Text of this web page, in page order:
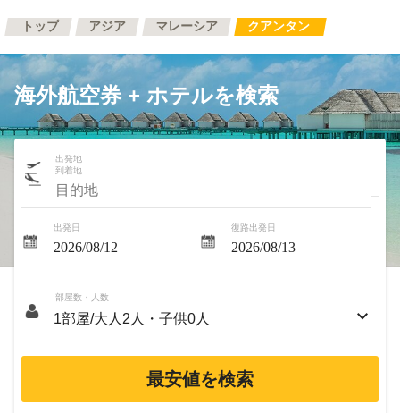
トップ アジア マレーシア クアンタン
海外航空券 + ホテルを検索
出発地
到着地
出発日 復路出発日
部屋数・人数
最安値を検索